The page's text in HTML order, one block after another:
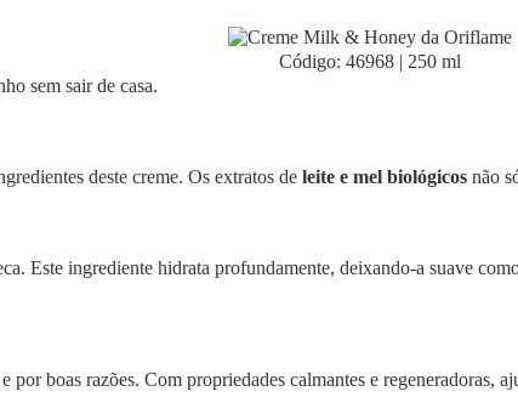
Código: 46968 | 250 ml
sem sair de casa.
deste creme. Os extratos de leite e mel biológicos não
Este ingrediente hidrata profundamente, deixando-a suave
boas razões. Com propriedades calmantes e regeneradoras,